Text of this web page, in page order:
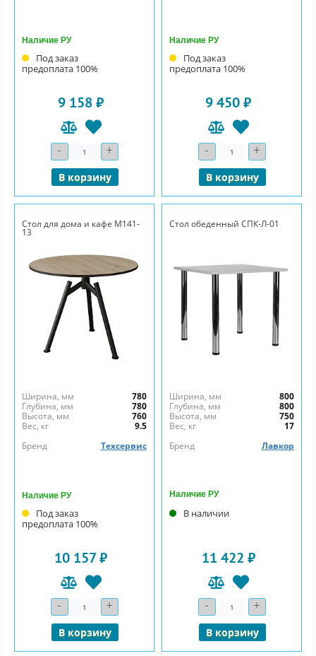
Наличие РУ
Под заказ
предоплата 100%
9 158 ₽
- Количество+
В корзину
Наличие РУ
Под заказ
предоплата 100%
9 450 ₽
- Количество+
В корзину
Стол для дома и кафе М141-
13
Ширина, мм
780
Глубина, мм
780
Высота, мм
760
Вес, кг
9.5
Бренд
Техсервис
Наличие РУ
Под заказ
предоплата 100%
10 157 ₽
- Количество+
В корзину
Стол обеденный СПК-Л-01
Ширина, мм
800
Глубина, мм
800
Высота, мм
750
Вес, кг
17
Бренд
Лавкор
Наличие РУ
В наличии
11 422 ₽
- Количество+
В корзину